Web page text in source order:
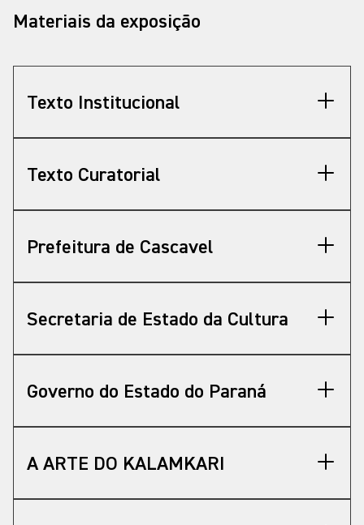
tem dedicado a esse importante setor”, diz.
O MON integra hoje o rol dos grandes museus
se tornou mais abrangente. A doação de quase 3
Curador da exposição “Ásia: a Mão do Povo”,
manifesta. “É um povo que percebe o mundo de
de um móvel, de uma vestimenta ou de um
utensílio”, comenta. “Há tanta beleza e magia em
um quimono, em uma tigela ou em uma cadeira,
por exemplo, quanto na pintura ou escultura de
Materiais da exposição
Texto Institucional
Texto Curatorial
Prefeitura de Cascavel
Secretaria de Estado da Cultura
Governo do Estado do Paraná
A ARTE DO KALAMKARI